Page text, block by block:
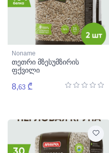
Noname
თეთრი მზესუმზირის
ფქვილი
8,63 ₾